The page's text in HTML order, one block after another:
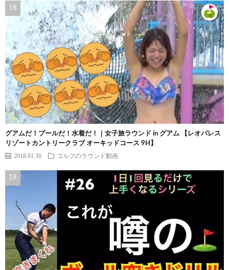
グアムだ！プールだ！水着だ！｜女子旅ラウンド in グアム 【レオパレス
リゾートカントリークラブ オーキッドコース 9H】
2018.01.30 ゴルフのラウンド動画